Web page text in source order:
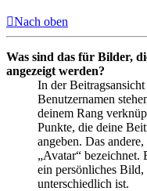
Nach oben
Was sind das für Bilder,
angezeigt werden?
In der
Benutzernamen
deinem Rang
Punkte, die deine
angeben. Das
„Avatar“ bezeichnet.
ein persönliches
unterschiedlich ist.